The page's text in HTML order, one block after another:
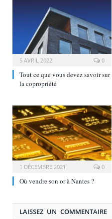
5 AVRIL 2022 0
Tout ce que vous devez savoir sur
la copropriété
1 DÉCEMBRE 2021 0
Où vendre son or à Nantes ?
LAISSEZ UN COMMENTAIRE